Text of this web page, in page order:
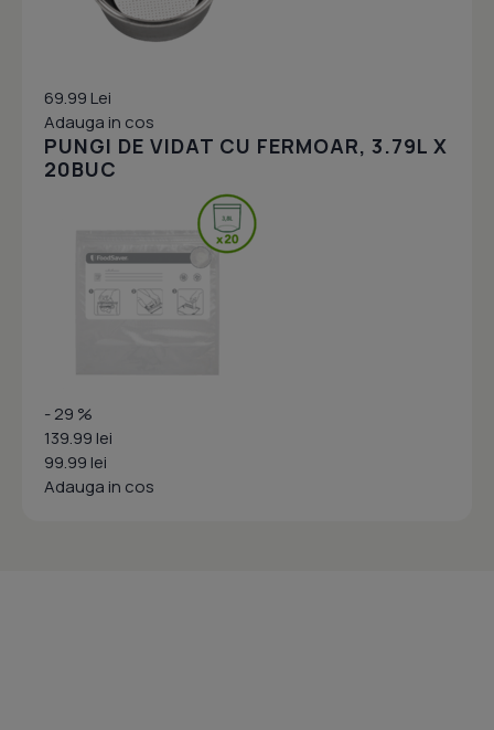
69.99 Lei
Adauga in cos
PUNGI DE VIDAT CU FERMOAR, 3.79L X
20BUC
- 29 %
139.99 lei
99.99 lei
Adauga in cos